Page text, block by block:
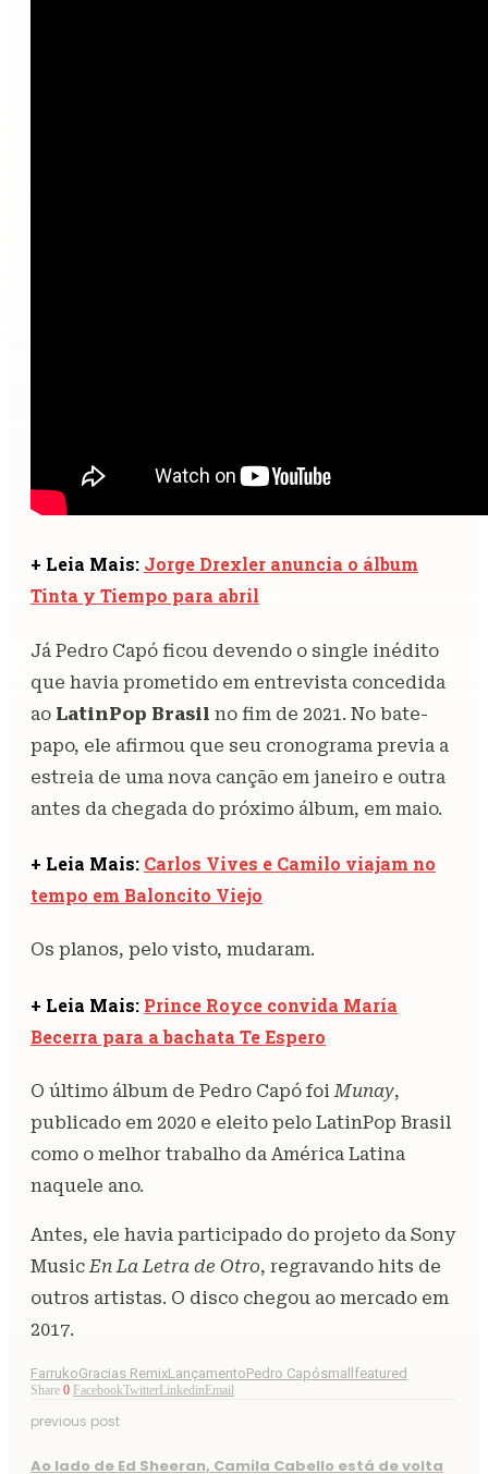
+ Leia Mais: Jorge Drexler anuncia o álbum
Tinta y Tiempo para abril
Já Pedro Capó ficou devendo o single inédito
que havia prometido em entrevista concedida
ao LatinPop Brasil no fim de 2021. No bate-
papo, ele afirmou que seu cronograma previa a
estreia de uma nova canção em janeiro e outra
antes da chegada do próximo álbum, em maio.
+ Leia Mais: Carlos Vives e Camilo viajam no
tempo em Baloncito Viejo
Os planos, pelo visto, mudaram.
+ Leia Mais: Prince Royce convida María
Becerra para a bachata Te Espero
O último álbum de Pedro Capó foi Munay,
publicado em 2020 e eleito pelo LatinPop Brasil
como o melhor trabalho da América Latina
naquele ano.
Antes, ele havia participado do projeto da Sony
Music En La Letra de Otro, regravando hits de
outros artistas. O disco chegou ao mercado em
2017.
FarrukoGracias RemixLançamentoPedro Capósmallfeatured
Share 0 FacebookTwitterLinkedinEmail
previous post
Ao lado de Ed Sheeran, Camila Cabello está de volta